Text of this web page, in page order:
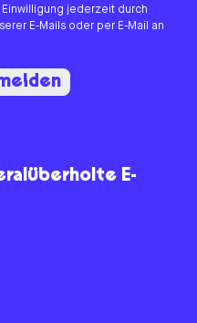
E-
Einwilligung jederzeit durch
E-Mails oder per E-Mail an